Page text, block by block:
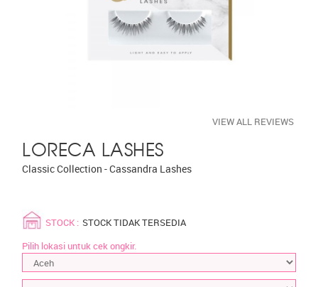
LORECA LASHES
Classic Collection - Cassandra Lashes
VIEW ALL REVIEWS
STOCK : STOCK TIDAK TERSEDIA
Pilih lokasi untuk cek ongkir.